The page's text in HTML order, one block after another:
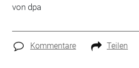
von dpa
Kommentare Teilen